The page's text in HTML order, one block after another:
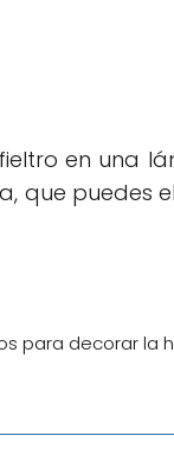
en una
que puedes
para decorar la